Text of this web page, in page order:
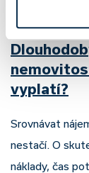
vyplatí?
Srovnávat
nestačí. O
náklady, čas